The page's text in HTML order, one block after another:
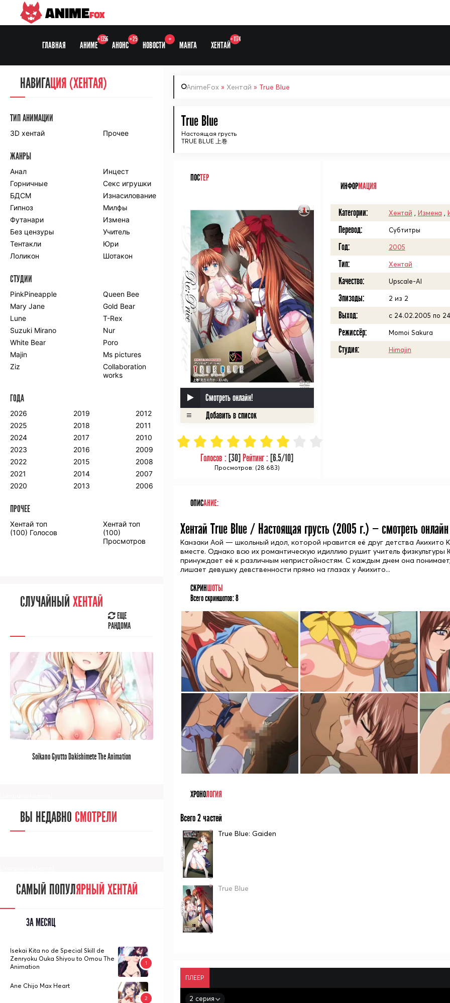
ANIMEFOX
ГЛАВНАЯ АНИМЕ
+1356
АНОНС
+25
НОВОСТИ
+
МАНГА ХЕНТАЙ
+1174
AnimeFox » Хентай » True Blue
True Blue
Настоящая грусть
TRUE BLUE 上巻
ПОСТЕР
Смотреть онлайн!
Голосов : [30] Рейтинг : [6.5/10]
Просмотров: (28 683)
ИНФОРМАЦИЯ
Категории: Хентай Измена
Перевод: Субтитры
Год: 2005
Тип: Хентай
Качество: Upscale-AI
Эпизоды: 2 из 2
Выход: с 24.02.2005 по
Режиссёр: Momoi Sakura
Студия: Himajin
ОПИСАНИЕ:
Хентай True Blue / Настоящая грусть (2005 г.) — смотреть
Канзаки Аой — школьный идол, которой нравится её друг детства
вместе. Однако всю их романтическую идиллию рушит учитель
принуждает её к различным непристойностям. С каждым днем она
лишает девушку девственности прямо на глазах у Акихито...
СКРИНШОТЫ
Всего скриншотов:8
ХРОНОЛОГИЯ
Всего 2 частей
True Blue: Gaiden
True Blue
ПЛЕЕР
2 серия
НАВИГАЦИЯ
СЕЗОНЫ
Anidub
Animedia
Kansai studio
Onibaku
Shiza project
ПО ЖАНРАМ
Комедия
Приключения
Романтика
Школа
Этти
Боевые
искусства
Гарем
Драма
Игры
Исторический
Магия
Фантастика
Фэнтези
Мистика
Попаданцы в
другой мир
Хентай
ПО ГОДУ
2023
2022
2021
2020
2019
2018
2017
2016
2013
2012
2011
2010
2009
2008
2005
2004
2003
2002
2001
2000
ПРОЧЕЕ
Аниме фильмы Аниме OVA
СЛУЧАЙНОЕ АНИМЕ
РАНДОМА
ВЫ НЕДАВНОСМОТРЕЛИ
[/senpainoticeme]
САМЫЙ ПОПУЛЯРНЫЙ АНИМЕ
НАВИГАЦИЯ (ХЕНТАЯ)
ТИП АНИМАЦИИ
3D хентай Прочее
ЖАНРЫ
Анал
Инцест
Горничные
Секс игрушки
БДСМ
Изнасилование
Гипноз
Милфы
Футанари
Измена
Без цензуры
Учитель
Тентакли
Юри
Лоликон
Шотакон
СТУДИИ
PinkPineapple
Queen Bee
Mary Jane
Gold Bear
Lune
T-Rex
Suzuki Mirano
Nur
White Bear
Poro
Majin
Ms pictures
Ziz
Collaboration
works
ГОДА
2026
2025
2024
2023
2022
2021
2020
2019
2018
2017
2016
2015
2014
2013
2012
2011
2010
2009
2008
2007
2006
ПРОЧЕЕ
Хентай топ
(100) Голосов
Хентай топ
(100)
Просмотров
СЛУЧАЙНЫЙ ХЕНТАЙ
ЕЩЕ
РАНДОМА
Soikano Gyutto Dakishimete The Animation
ВЫ НЕДАВНО СМОТРЕЛИ
САМЫЙ ПОПУЛЯРНЫЙ ХЕНТАЙ
ЗА МЕСЯЦ
Isekai Kita no de Special Skill de
Zenryoku Ouka Shiyou to Omou The
Animation
Ane Chijo Max Heart